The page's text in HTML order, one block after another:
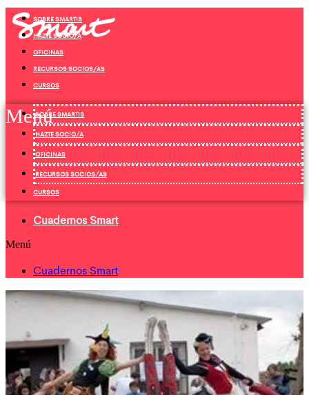
Ir
contenido
SOBRE SMARTIB
HAZTE SOCIO/A
OFICINAS
RECURSOS SOCIOS/AS
CURSOS
MenúSOBRE SMARTIB
HAZTE SOCIO/A
OFICINAS
RECURSOS SOCIOS/AS
CURSOS
Cuadernos Smart
Menú
Cuadernos Smart